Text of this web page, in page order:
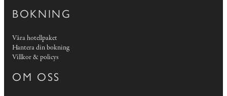
BOKNING
Våra hotellpaket
Hantera din bokning
Villkor & policys
OM OSS